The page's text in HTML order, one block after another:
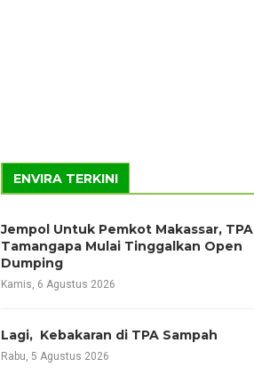
ENVIRA TERKINI
Jempol Untuk Pemkot Makassar, TPA
Tamangapa Mulai Tinggalkan Open
Dumping
Kamis, 6 Agustus 2026
Lagi, Kebakaran di TPA Sampah
Rabu, 5 Agustus 2026